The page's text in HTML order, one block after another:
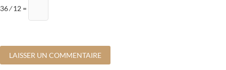
36 ⁄ 12 =